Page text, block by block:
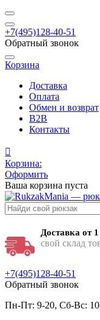
+7(495)128-40-51
Обратный звонок
Корзина
Доставка
Оплата
Обмен и возврат
B2B
Контакты
Корзина:
Оформить
Ваша корзина пуста
Доставка от
свой склад
+7(495)128-40-51
Обратный звонок
Пн-Пт: 9-20, Сб-Вс: